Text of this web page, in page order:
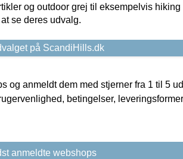
og outdoor grej til eksempelvis
at se deres udvalg.
på ScandiHills.dk
og anmeldt dem med stjerner fra 1 til 5
betingelser,
anmeldte webshops